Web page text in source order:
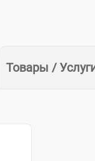
Товары /